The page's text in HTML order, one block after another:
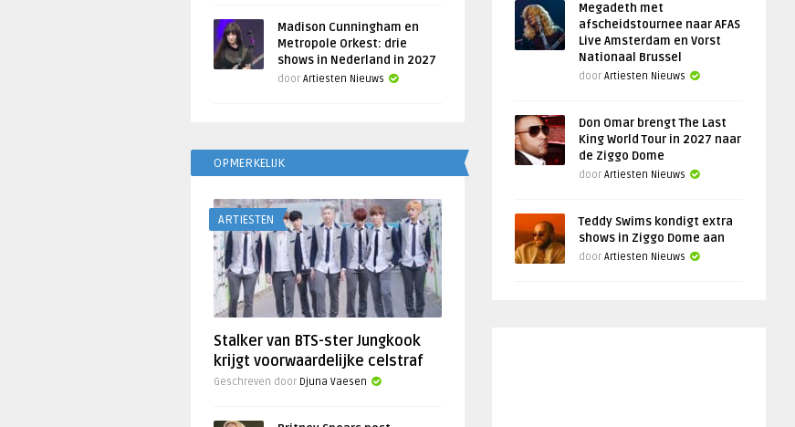
Madison Cunningham en
Metropole Orkest: drie
shows in Nederland in 2027
door Artiesten Nieuws
OPMERKELIJK
ARTIESTEN
Stalker van BTS-ster Jungkook
krijgt voorwaardelijke celstraf
Geschreven door Djuna Vaesen
Megadeth met
afscheidstournee naar AFAS
Live Amsterdam en Vorst
Nationaal Brussel
door Artiesten Nieuws
Don Omar brengt The Last
King World Tour in 2027 naar
de Ziggo Dome
door Artiesten Nieuws
Teddy Swims kondigt extra
shows in Ziggo Dome aan
door Artiesten Nieuws